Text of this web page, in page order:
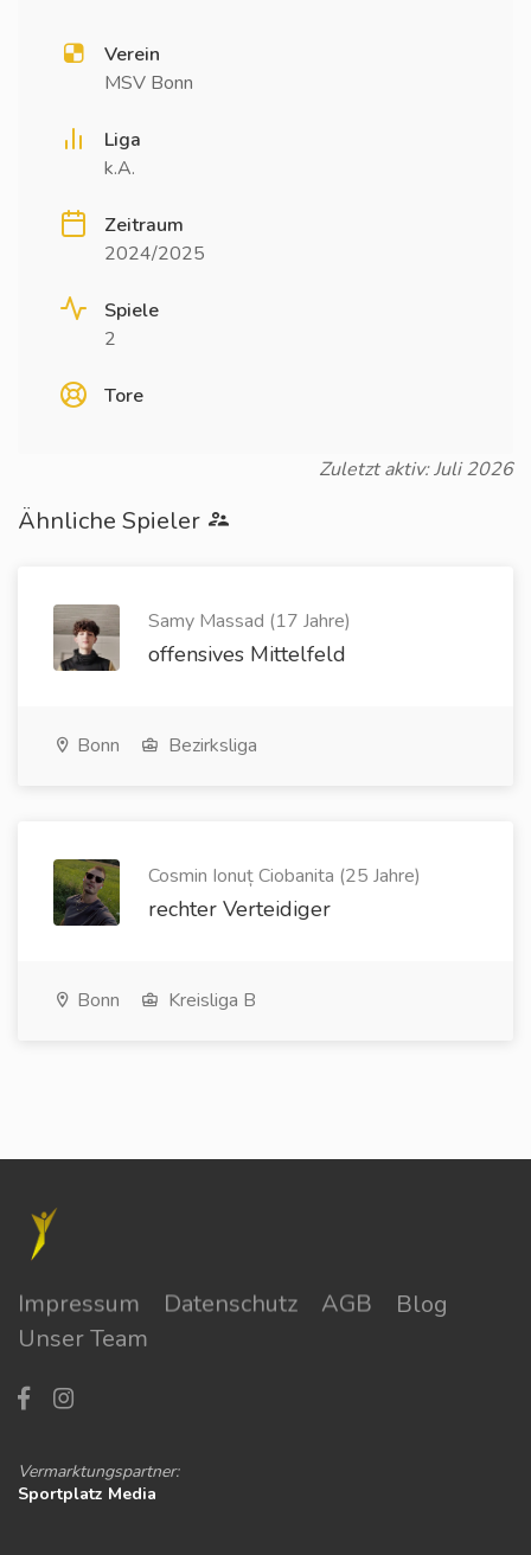
Verein
MSV Bonn
Liga
k.A.
Zeitraum
2024/2025
Spiele
2
Tore
Zuletzt aktiv: Juli 2026
Ähnliche Spieler
Samy Massad (17 Jahre)
offensives Mittelfeld
Bonn Bezirksliga
Cosmin Ionuț Ciobanita (25 Jahre)
rechter Verteidiger
Bonn Kreisliga B
Impressum Datenschutz AGB
Blog
Unser Team
Vermarktungspartner:
Sportplatz Media